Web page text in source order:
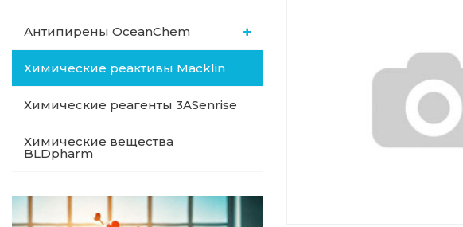
Антипирены OceanСhem
Химические реактивы Macklin
Химические реагенты 3ASenrise
Химические вещества
BLDpharm